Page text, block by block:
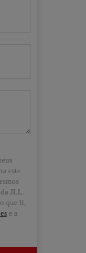
este
JLL.
que li,
e a